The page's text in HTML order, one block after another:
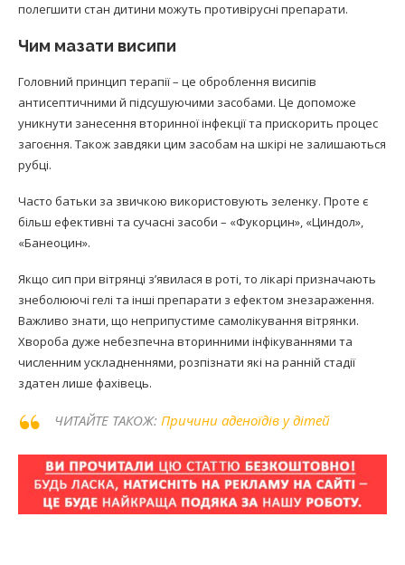
полегшити стан дитини можуть противірусні препарати.
Чим мазати висипи
Головний принцип терапії – це оброблення висипів
антисептичними й підсушуючими засобами. Це допоможе
уникнути занесення вторинної інфекції та прискорить процес
загоєння. Також завдяки цим засобам на шкірі не залишаються
рубці.
Часто батьки за звичкою використовують зеленку. Проте є
більш ефективні та сучасні засоби – «Фукорцин», «Циндол»,
«Банеоцин».
Якщо сип при вітрянці з’явилася в роті, то лікарі призначають
знеболюючі гелі та інші препарати з ефектом знезараження.
Важливо знати, що неприпустиме самолікування вітрянки.
Хвороба дуже небезпечна вторинними інфікуваннями та
численним ускладненнями, розпізнати які на ранній стадії
здатен лише фахівець.
ЧИТАЙТЕ ТАКОЖ: Причини аденоїдів у дітей